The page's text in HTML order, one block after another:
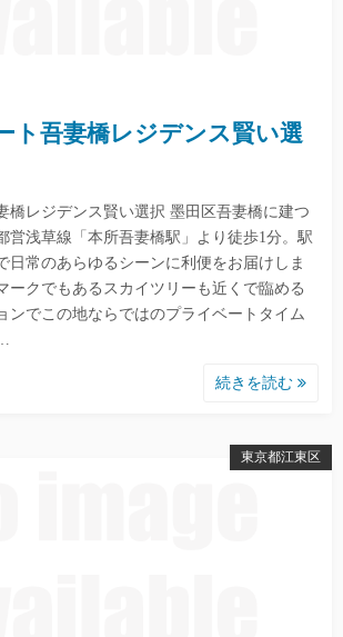
ト吾妻橋レジデンス賢い選
橋レジデンス賢い選択 墨田区吾妻橋に建つ
営浅草線「本所吾妻橋駅」より徒歩1分。駅
日常のあらゆるシーンに利便をお届けしま
ークでもあるスカイツリーも近くで臨める
ンでこの地ならではのプライベートタイム
続きを読む
東京都江東区